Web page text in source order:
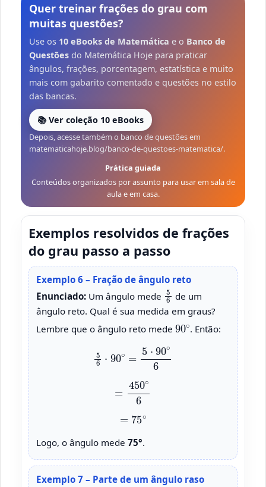
Quer treinar frações do grau com
muitas questões?
Use os 10 eBooks de Matemática e o Banco de
Questões do Matemática Hoje para praticar
ângulos, frações, porcentagem, estatística e muito
mais com gabarito comentado e questões no estilo
das bancas.
📚 Ver coleção 10 eBooks
Depois, acesse também o banco de questões em
matematicahoje.blog/banco-de-questoes-matematica/.
Prática guiada
Conteúdos organizados por assunto para usar em sala de
aula e em casa.
Exemplos resolvidos de frações
do grau passo a passo
Exemplo 6 – Fração de ângulo reto
Enunciado: Um ângulo mede
5 6
de um
ângulo reto. Qual é sua medida em graus?
Lembre que o ângulo reto mede
90∘
. Então:
5⋅90∘6
450∘6
=75∘
Logo, o ângulo mede 75°.
Exemplo 7 – Parte de um ângulo raso